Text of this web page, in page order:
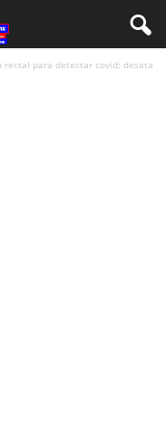
rectal para detectar covid; desata